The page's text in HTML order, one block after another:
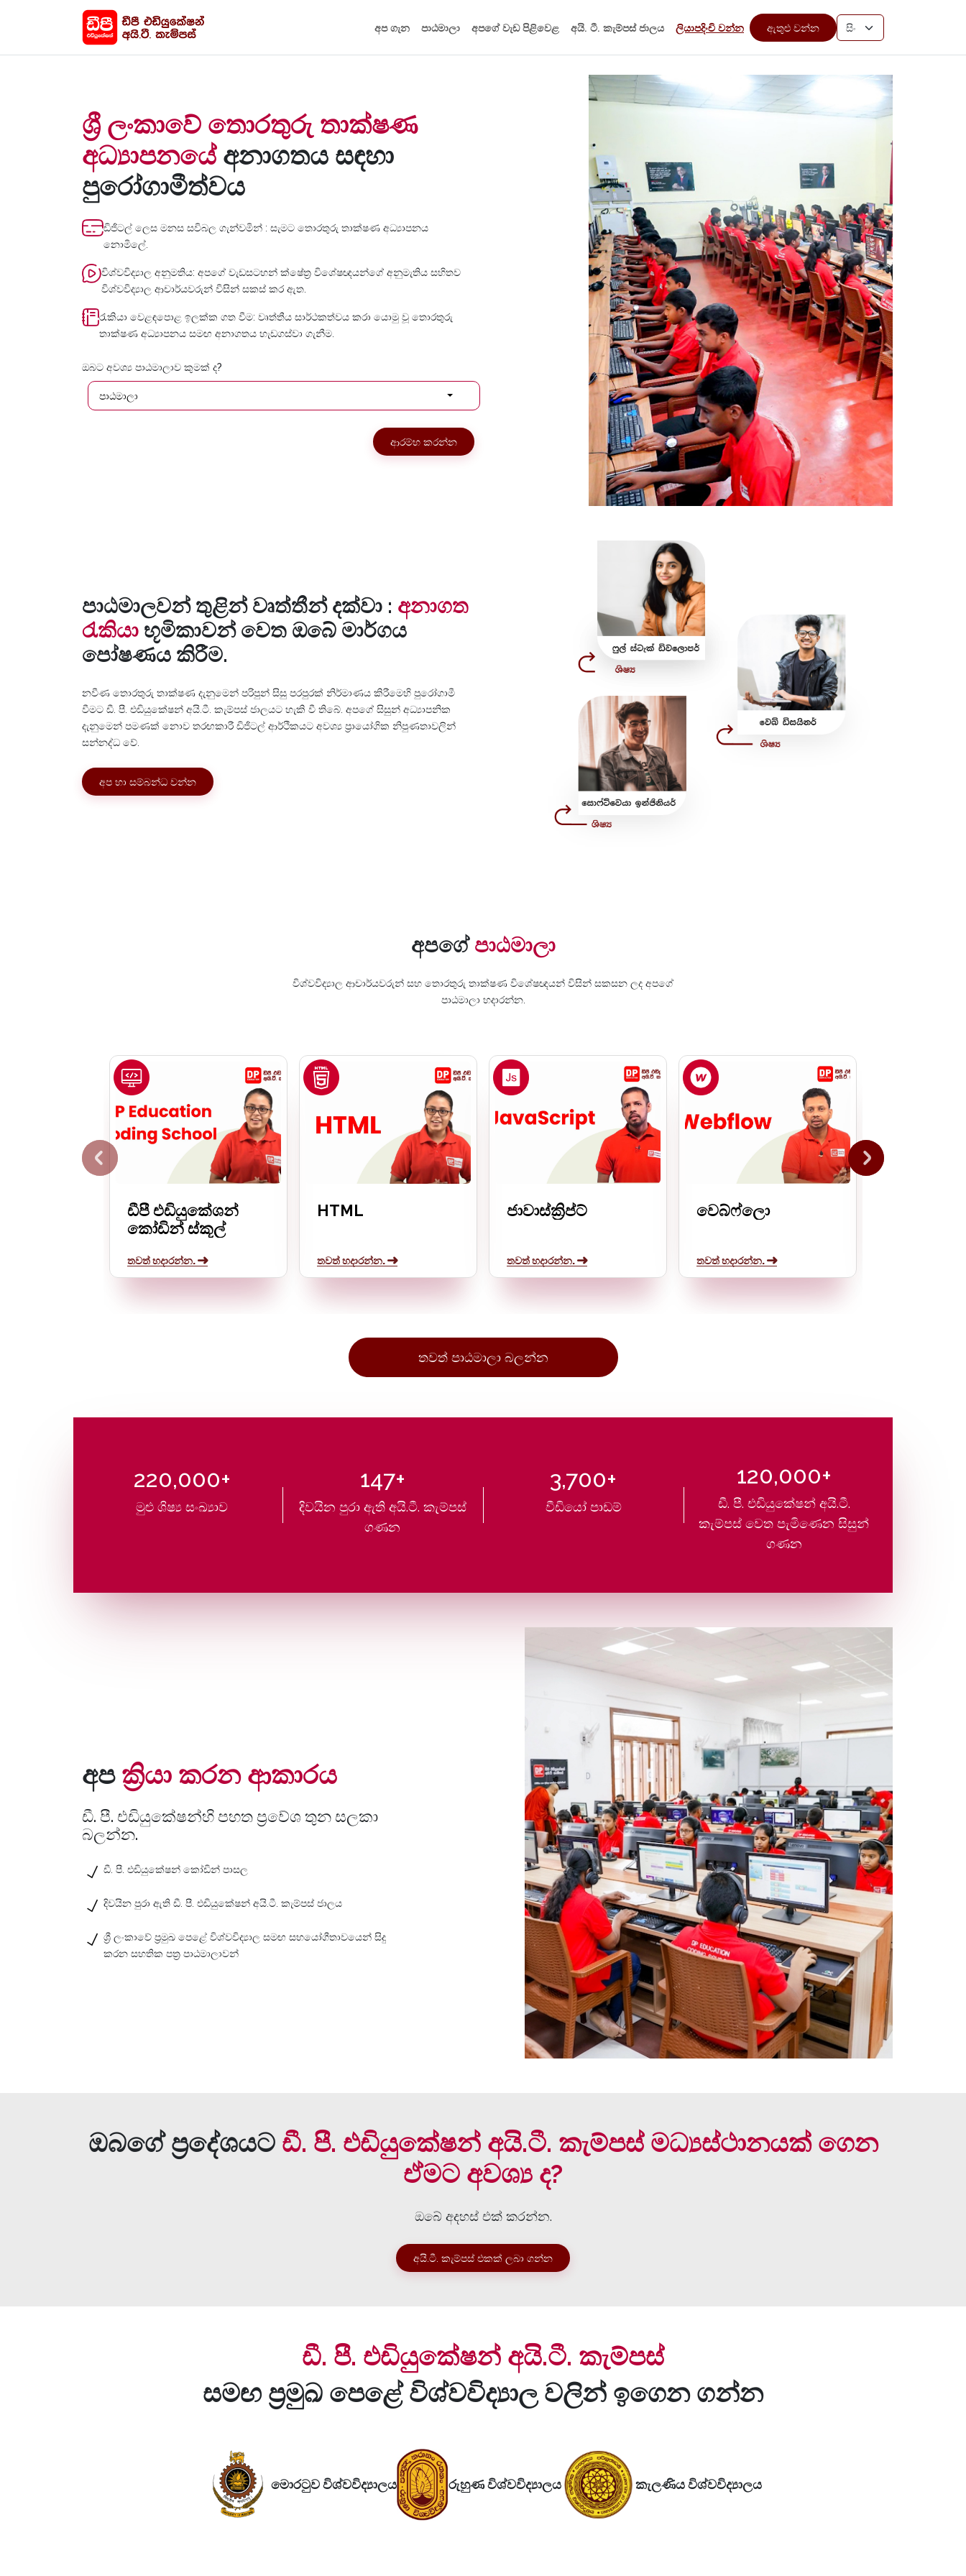
අප ගැන පාඨමාලා අපගේ වැඩ පිළිවෙළ අයි. ටී. කැම්පස් ජාලය ලියාපදිංචි වන්න ඇතුළු වන්න
ශ්‍රී ලංකාවේ තොරතුරු තාක්ෂණ
අධ්‍යාපනයේ අනාගතය සඳහා
පුරෝගාමීත්වය
ඩිජිටල් ලෙස මනස සවිබල ගැන්වමින් : සැමට තොරතුරු තාක්ෂණ අධ්‍යාපනය
නොමිලේ.
විශ්වවිද්‍යාල අනුමතිය: අපගේ වැඩසටහන් ක්ෂේත්‍ර විශේෂඥයන්ගේ අනුමැතිය සහිතව
විශ්වවිද්‍යාල ආචාර්යවරුන් විසින් සකස් කර ඇත.
රැකියා වෙළඳපොළ ඉලක්ක ගත වීම: වෘත්තීය සාර්ථකත්වය කරා යොමු වූ තොරතුරු
තාක්ෂණ අධ්‍යාපනය සමඟ අනාගතය හැඩගස්වා ගැනීම.
ඔබට අවශ්‍ය පාඨමාලාව කුමක් ද?
පාඨමාලා
ආරම්භ කරන්න
පාඨමාලවන් තුළින් වෘත්තීන් දක්වා : අනාගත
රැකියා භූමිකාවන් වෙත ඔබේ මාර්ගය
පෝෂණය කිරීම.
නවීණ තොරතුරු තාක්ෂණ දැනුමෙන් පරිපුන් සිසු පරපුරක් නිර්මාණය කිරීමෙහි පුරෝගාමී
වීමට ඩී. පී. එඩියුකේෂන් අයි.ටී. කැම්පස් ජාලයට හැකි වී තිබේ. අපගේ සිසුන් අධ්‍යාපනික
දැනුමෙන් පමණක් නොව තරඟකාරී ඩිජිටල් ආර්ථිකයට අවශ්‍ය ප්‍රායෝගික නිපුණතාවලින්
සන්නද්ධ වේ.
අප හා සම්බන්ධ වන්න
අපගේ පාඨමාලා
විශ්වවිද්‍යාල ආචාර්යවරුන් සහ තොරතුරු තාක්ෂණ විශේෂඥයන් විසින් සකසන ලද අපගේ
පාඨමාලා හදාරන්න.
ඩීපී එඩියුකේශන්
කෝඩින් ස්කූල්
තවත් හදාරන්න.
HTML
තවත් හදාරන්න.
ජාවාස්ක්‍රිප්ට්
තවත් හදාරන්න.
වෙබ්ෆ්ලො
තවත් හදාරන්න.
තවත් පාඨමාලා බලන්න
220,000+
මුළු ශිෂ්‍ය සංඛ්‍යාව
147+
දිවයින පුරා ඇති අයි.ටී. කැම්පස්
ගණන
3,700+
වීඩියෝ පාඩම්
120,000+
ඩී. පී. එඩියුකේෂන් අයි.ටී.
කැම්පස් වෙත පැමිණෙන සිසුන්
ගණන
අප ක්‍රියා කරන ආකාරය
ඩී. පී. එඩියුකේෂන්හි පහත ප්‍රවේශ තුන සලකා
බලන්න.
ඩී. පී. එඩියුකේෂන් කෝඩින් පාසල
දිවයින පුරා ඇති ඩී. පී. එඩියුකේෂන් අයි.ටී. කැම්පස් ජාලය
ශ්‍රී ලංකාවේ ප්‍රමුඛ පෙළේ විශ්වවිද්‍යාල සමඟ සහයෝගීතාවයෙන් සිදු
කරන සහතික පත්‍ර පාඨමාලාවන්
ඔබගේ ප්‍රදේශයට ඩී. පී. එඩියුකේෂන් අයි.ටී. කැම්පස් මධ්‍යස්ථානයක් ගෙන
ඒමට අවශ්‍ය ද?
ඔබේ අදහස් එක් කරන්න.
අයි.ටී. කැම්පස් එකක් ලබා ගන්න
ඩී. පී. එඩියුකේෂන් අයි.ටී. කැම්පස්
සමඟ ප්‍රමුඛ පෙළේ විශ්වවිද්‍යාල වලින් ඉගෙන ගන්න
මොරටුව විශ්වවිද්‍යාලය රුහුණ විශ්වවිද්‍යාලය කැලණිය විශ්වවිද්‍යාලය